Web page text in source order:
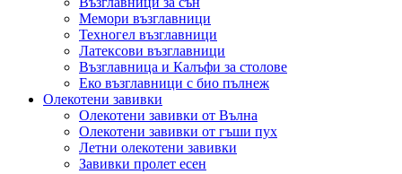
Мемори възглавници
Техногел възглавници
Латексови възглавници
Възглавница и Калъфи за столове
Еко възглавници с био пълнеж
Олекотени завивки
Олекотени завивки от Вълна
Олекотени завивки от гъши пух
Летни олекотени завивки
Завивки пролет есен